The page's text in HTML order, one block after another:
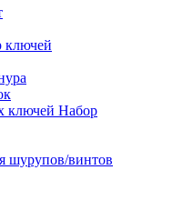
ключей
Набор
шурупов/винтов